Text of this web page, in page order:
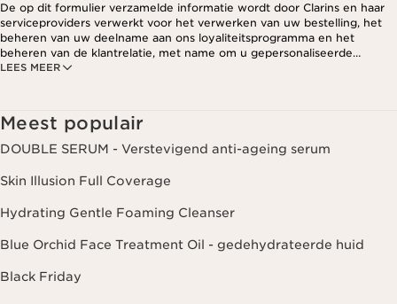
LEES MEER
De op dit formulier verzamelde informatie wordt door Clarins en haar
serviceproviders verwerkt voor het verwerken van uw bestelling, het
beheren van uw deelname aan ons loyaliteitsprogramma en het
beheren van de klantrelatie, met name om u gepersonaliseerde
aanbiedingen te kunnen sturen op basis van uw eerdere aankopen en
Meest populair
DOUBLE SERUM - Verstevigend anti-ageing serum
Skin Illusion Full Coverage
Hydrating Gentle Foaming Cleanser
Blue Orchid Face Treatment Oil - gedehydrateerde huid
Black Friday